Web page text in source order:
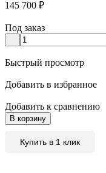
145 700 ₽
Под заказ
Быстрый просмотр
Добавить в избранное
Добавить к сравнению
В корзину
Купить в 1 клик